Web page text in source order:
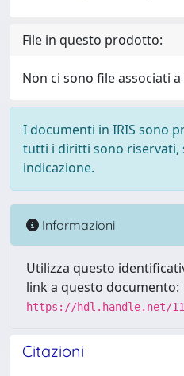
File in questo prodotto:
Non ci sono file associati
I documenti in IRIS sono
tutti i diritti sono riservati,
indicazione.
Informazioni
Utilizza questo
link a questo documento:
https://hdl.handle.net/
Citazioni